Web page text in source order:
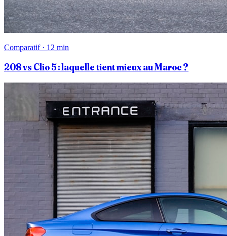
Comparatif · 12 min
208 vs Clio 5 : laquelle tient mieux au Maroc ?